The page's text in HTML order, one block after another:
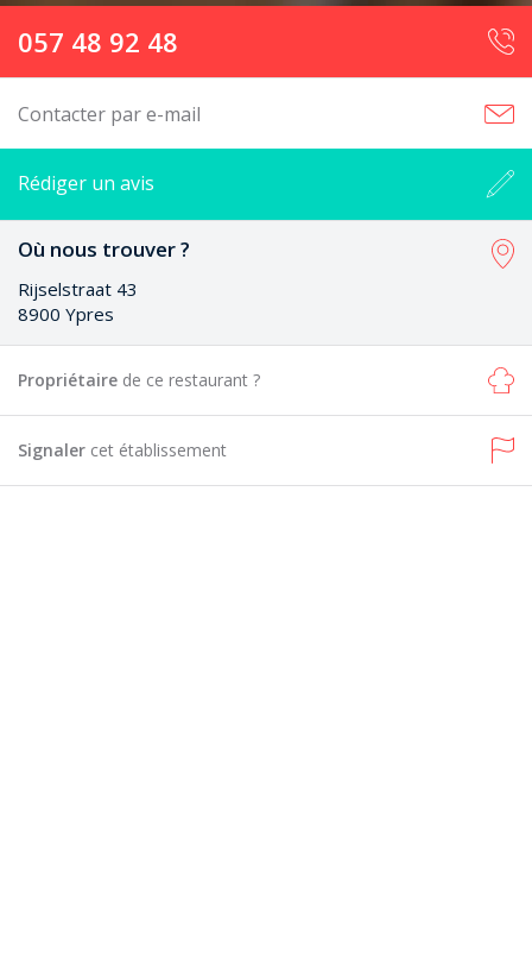
057 48 92 48
Contacter par e-mail
Rédiger un avis
Où nous trouver ?
Rijselstraat 43
8900 Ypres
Propriétaire de ce restaurant ?
Signaler cet établissement